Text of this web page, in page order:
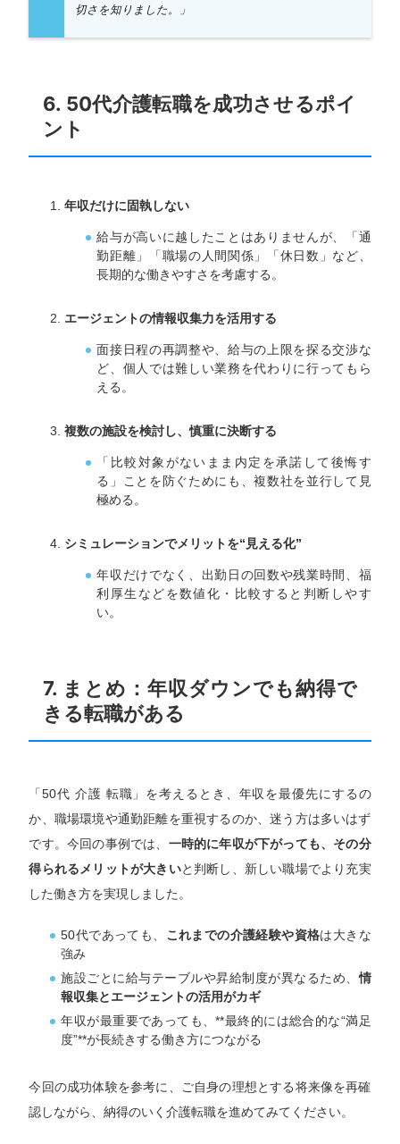
切さを知りました。」
6. 50代介護転職を成功させるポイ
ント
年収だけに固執しない
給与が高いに越したことはありませんが、「通
勤距離」「職場の人間関係」「休日数」など、
長期的な働きやすさを考慮する。
エージェントの情報収集力を活用する
面接日程の再調整や、給与の上限を探る交渉な
ど、個人では難しい業務を代わりに行ってもら
える。
複数の施設を検討し、慎重に決断する
「比較対象がないまま内定を承諾して後悔す
る」ことを防ぐためにも、複数社を並行して見
極める。
シミュレーションでメリットを“見える化”
年収だけでなく、出勤日の回数や残業時間、福
利厚生などを数値化・比較すると判断しやす
い。
7. まとめ：年収ダウンでも納得で
きる転職がある
「50代 介護 転職」を考えるとき、年収を最優先にするの
か、職場環境や通勤距離を重視するのか、迷う方は多いはず
です。今回の事例では、 一時的に年収が下がっても、その分
得られるメリットが大きいと判断し、新しい職場でより充実
した働き方を実現しました。
50代であっても、 これまでの介護経験や資格は大きな
強み
施設ごとに給与テーブルや昇給制度が異なるため、情
報収集とエージェントの活用がカギ
年収が最重要であっても、**最終的には総合的な“満足
度”**が長続きする働き方につながる
今回の成功体験を参考に、ご自身の理想とする将来像を再確
認しながら、納得のいく介護転職を進めてみてください。